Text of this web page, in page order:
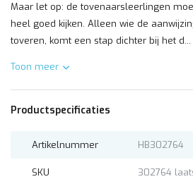
Maar let op: de tovenaarsleerlingen
heel goed kijken. Alleen wie de
toveren, komt een stap dichter bij het d...
Toon meer
Productspecificaties
Artikelnummer HB302764
SKU 302764